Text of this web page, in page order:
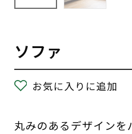
ソファ
お気に入りに追加
丸みのあるデザインを